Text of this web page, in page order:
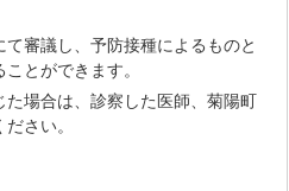
議し、予防接種によるものと
とができます。
合は、診察した医師、菊陽町
さい。